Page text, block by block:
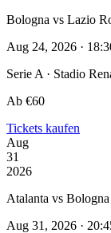
Bologna vs Lazio
Aug 24, 2026 ·
Serie A · Stadio
Ab €60
Tickets kaufen
Aug
31
2026
Atalanta vs Bologna
Aug 31, 2026 ·